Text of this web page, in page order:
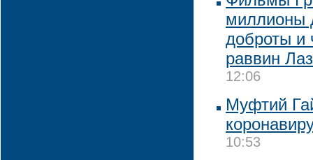
миллионы
доброты и
раввин
12:06
Муфтий
10:53